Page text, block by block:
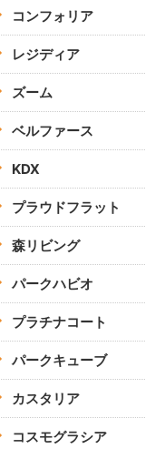
コンフォリア
レジディア
ズーム
ベルファース
KDX
プラウドフラット
森リビング
パークハビオ
プラチナコート
パークキューブ
カスタリア
コスモグラシア